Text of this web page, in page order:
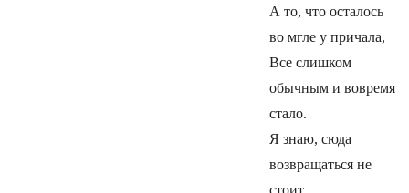
А то, что осталось
во мгле у причала,
Все слишком
обычным и вовремя
стало.
Я знаю, сюда
возвращаться не
стоит,